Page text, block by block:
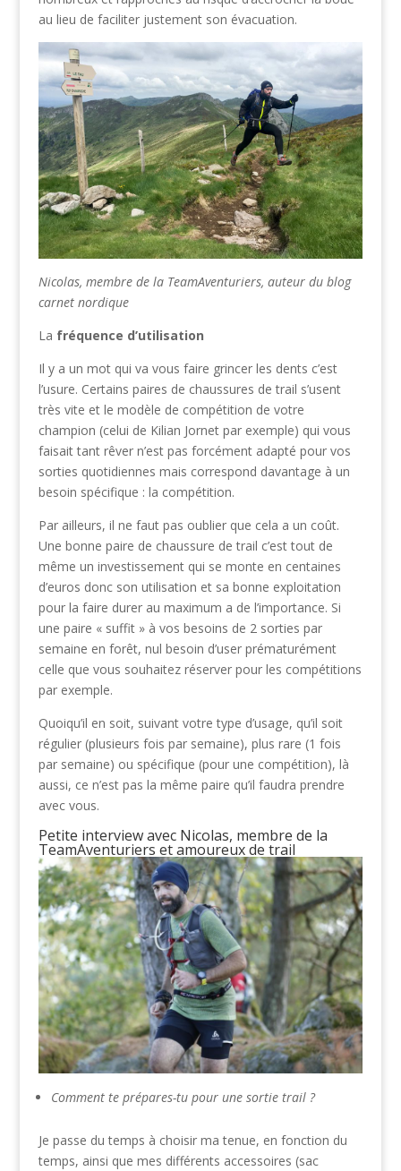
au lieu de faciliter justement son évacuation.
Nicolas, membre de la TeamAventuriers, auteur du blog
carnet nordique
La fréquence d’utilisation
Il y a un mot qui va vous faire grincer les dents c’est
l’usure. Certains paires de chaussures de trail s’usent
très vite et le modèle de compétition de votre
champion (celui de Kilian Jornet par exemple) qui vous
faisait tant rêver n’est pas forcément adapté pour vos
sorties quotidiennes mais correspond davantage à un
besoin spécifique : la compétition.
Par ailleurs, il ne faut pas oublier que cela a un coût.
Une bonne paire de chaussure de trail c’est tout de
même un investissement qui se monte en centaines
d’euros donc son utilisation et sa bonne exploitation
pour la faire durer au maximum a de l’importance. Si
une paire « suffit » à vos besoins de 2 sorties par
semaine en forêt, nul besoin d’user prématurément
celle que vous souhaitez réserver pour les compétitions
par exemple.
Quoiqu’il en soit, suivant votre type d’usage, qu’il soit
régulier (plusieurs fois par semaine), plus rare (1 fois
par semaine) ou spécifique (pour une compétition), là
aussi, ce n’est pas la même paire qu’il faudra prendre
avec vous.
Petite interview avec Nicolas, membre de la
TeamAventuriers et amoureux de trail
Comment te prépares-tu pour une sortie trail ?
Je passe du temps à choisir ma tenue, en fonction du
temps, ainsi que mes différents accessoires (sac